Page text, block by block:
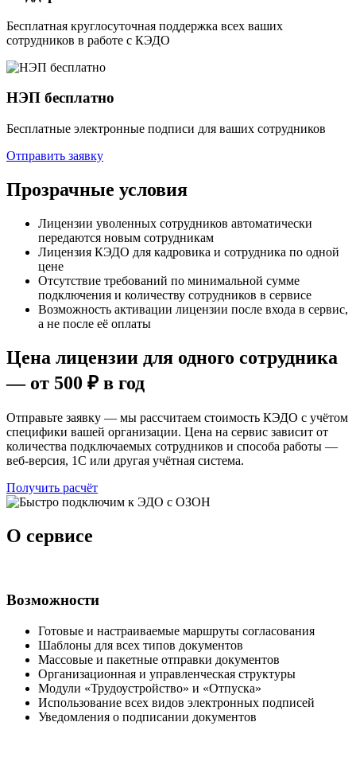
Бесплатная круглосуточная поддержка всех ваших
сотрудников в работе с КЭДО
НЭП бесплатно
Бесплатные электронные подписи для ваших сотрудников
Отправить заявку
Прозрачные условия
Лицензии уволенных сотрудников автоматически
передаются новым сотрудникам
Лицензия КЭДО для кадровика и сотрудника по одной
цене
Отсутствие требований по минимальной сумме
подключения и количеству сотрудников в сервисе
Возможность активации лицензии после входа в сервис,
а не после её оплаты
Цена лицензии для одного сотрудника
— от 500 ₽ в год
Отправьте заявку — мы рассчитаем стоимость КЭДО с учётом
специфики вашей организации. Цена на сервис зависит от
количества подключаемых сотрудников и способа работы —
веб-версия, 1С или другая учётная система.
Получить расчёт
О сервисе
Возможности
Готовые и настраиваемые маршруты согласования
Шаблоны для всех типов документов
Массовые и пакетные отправки документов
Организационная и управленческая структуры
Модули «Трудоустройство» и «Отпуска»
Использование всех видов электронных подписей
Уведомления о подписании документов